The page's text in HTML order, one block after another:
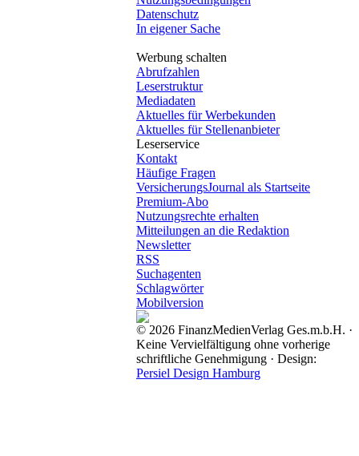
Datenschutz
In eigener Sache
Werbung schalten
Abrufzahlen
Leserstruktur
Mediadaten
Aktuelles für Werbekunden
Aktuelles für Stellenanbieter
Leserservice
Kontakt
Häufige Fragen
VersicherungsJournal als Startseite
Premium-Abo
Nutzungsrechte erhalten
Mitteilungen an die Redaktion
Newsletter
RSS
Suchagenten
Schlagwörter
Mobilversion
© 2026 FinanzMedienVerlag Ges.m.b.H. ·
Keine Vervielfältigung ohne vorherige
schriftliche Genehmigung · Design:
Persiel Design Hamburg